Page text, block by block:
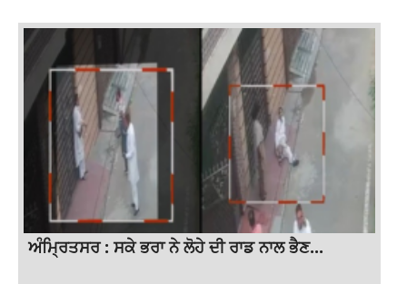
ਅੰਮ੍ਰਿਤਸਰ : ਸਕੇ ਭਰਾ ਨੇ ਲੋਹੇ ਦੀ ਰਾਡ ਨਾਲ ਭੈਣ...